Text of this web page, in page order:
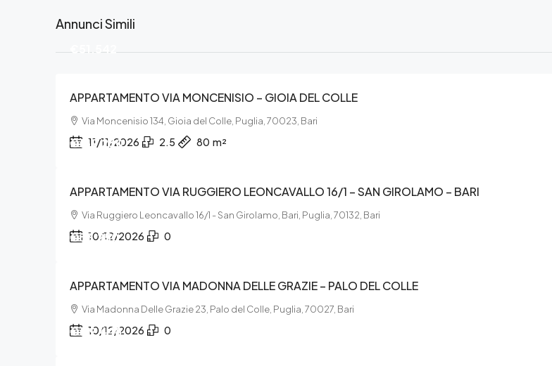
Annunci Simili
€51.542
APPARTAMENTO VIA MONCENISIO – GIOIA DEL COLLE
Via Moncenisio 134, Gioia del Colle, Puglia, 70023, Bari
11/11/2026 2.5 80 m²
€139.230
APPARTAMENTO VIA RUGGIERO LEONCAVALLO 16/1 – SAN GIROLAMO – BARI
Via Ruggiero Leoncavallo 16/1 - San Girolamo, Bari, Puglia, 70132, Bari
10/12/2026 0
€53.250
APPARTAMENTO VIA MADONNA DELLE GRAZIE – PALO DEL COLLE
Via Madonna Delle Grazie 23, Palo del Colle, Puglia, 70027, Bari
10/12/2026 0
€119.448